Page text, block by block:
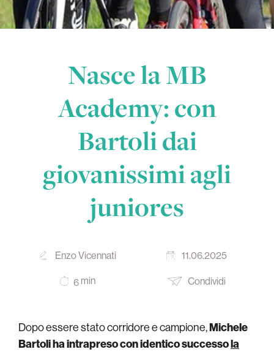
Nasce la MB
Academy: con
Bartoli dai
giovanissimi agli
juniores
Enzo Vicennati 11.06.2025
6 min Condividi
Dopo essere stato corridore e campione,Michele
Bartoli ha intrapreso con identico successola